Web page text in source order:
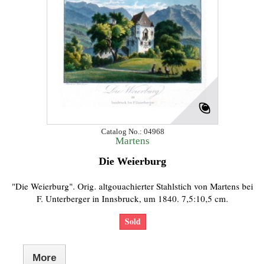
Catalog No.: 04968
Martens
Die Weierburg
"Die Weierburg". Orig. altgouachierter Stahlstich von Martens bei
F. Unterberger in Innsbruck, um 1840. 7,5:10,5 cm.
Sold
More